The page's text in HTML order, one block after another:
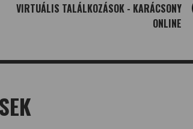
VIRTUÁLIS TALÁLKOZÁSOK - KARÁCSONY
ONLINE